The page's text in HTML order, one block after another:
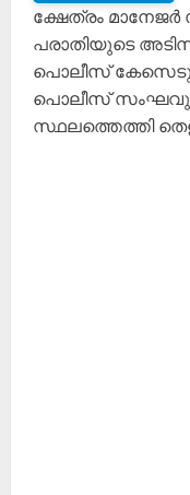
ക്ഷേത്രം
പരാതിയുടെ
പൊലീസ്
പൊലീസ്
സ്ഥലത്തെത്തി